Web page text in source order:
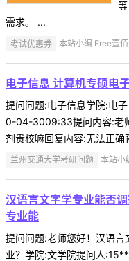
需求。 ...
考试优惠券 本站小编 Free壹
电子信息 计算机专硕电
提问问题:电子信息学院:电
0-04-3009:33提问内容:老
剂贵校嘛回复内容:无法正确
兰州交通大学考研问题 本站小
汉语言文字学专业能否
专业能
提问问题:老师您好！汉语
业？学院:文学院提问人